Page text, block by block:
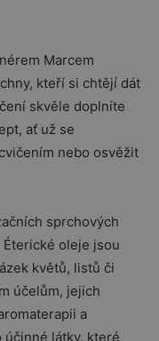
Marcem
kteří si chtějí dát
skvěle doplníte
ať už se
nebo osvěžit
sprchových
oleje jsou
květů, listů či
účelům, jejich
a
látky, které